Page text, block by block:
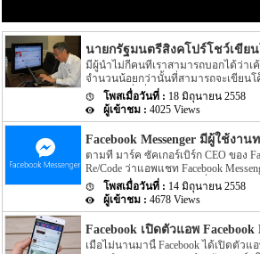
ไว้บน Facebook ส่วนตัวในวันนี้ พร้อมกับขอให้ช่วยร
ด้วย
นายกรัฐมนตรีสิงคโปร์โชว์เขีย
มีผู้นำไม่กี่คนที่เราสามารถบอกได้ว่าเ
จำนวนน้อยกว่านั้นที่สามารถจะเขียน
แต่มันน่าทึ่งที่นายกรัฐมนตรีของสิงคโปร์
Loong) ได้โพสซ็อสโค๊ดโปรแกรมที่เค้า
ในวันนี้ พร้อมกับขอให้ช่วยรายงานบั๊ก
18 มิถุนายน 2558
4025 Views
Facebook Messenger มีผู้ใช้งา
ตามที่ มาร์ค ซัคเกอร์เบิร์ก CEO ของ
Re/Code ว่าแอพแชท Facebook
ทะลุ 700 ล้านคนแล้ว จากทั่วโลก
14 มิถุนายน 2558
4678 Views
Facebook เปิดตัวแอพ
เมื่อไม่นานมานี้ Facebook ได้เปิดตัวแ